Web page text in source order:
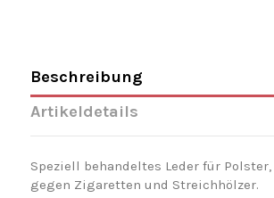
Beschreibung
Artikeldetails
Speziell behandeltes Leder für
gegen Zigaretten und Streichhölzer.